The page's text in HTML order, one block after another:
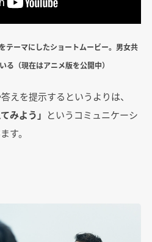
テーマにしたショートムービー。男女共
る（現在はアニメ版を公開中）
えを提示するというよりは、
みよう」 というコミュニケーシ
す。